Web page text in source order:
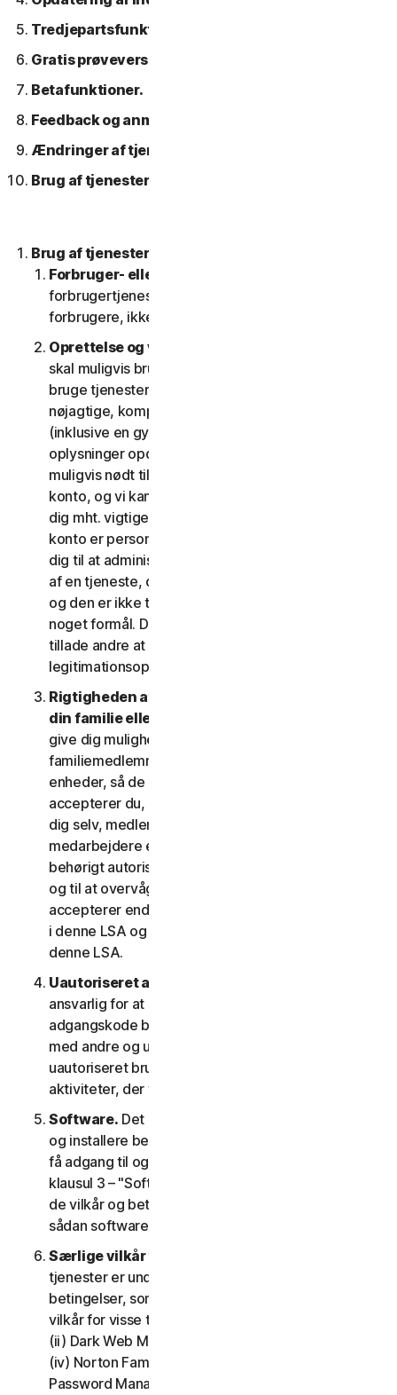
Tredjepartsfunktioner eller -indhold.
Gratis prøveversioner.
Betafunktioner.
Feedback og anmeldelser.
Ændringer af tjenesterne.
Brug af tjenester over et netværk.
Brug af tjenesterne.
Forbruger- eller erhvervstjenester
forbrugertjenester er kun designet og egnet til
forbrugere, ikke til SV'er.
Oprettelse og vedligeholdelse af en konto.
skal muligvis bruge en konto for at få adgang til og
bruge tjenesterne. Det er vigtigt, at du giver os
nøjagtige, komplette og aktuelle kontooplysninger
(inklusive en gyldig mailadresse) og holder disse
oplysninger opdaterede. Hvis du ikke gør det, er vi
muligvis nødt til at suspendere eller afslutte din
konto, og vi kan muligvis ikke komme i kontakt med
dig mht. vigtige beskeder om dine tjenester. Din
konto er personlig og må udelukkende bruges af
dig til at administrere dine (eller, hvis det er tilladt
af en tjeneste, din husstands eller SV's) tjenester,
og den er ikke til brug af andre tredjeparter til
noget formål. Du må ikke sælge, overdrage eller
tillade andre at bruge din kontos
legitimationsoplysninger.
Rigtigheden af dine oplysninger (herunder om
din familie eller SV)
give dig mulighed for at registrere dine
familiemedlemmer, dine medarbejdere eller deres
enheder, så de kan bruge tjenesterne. I så fald
accepterer du, at de oplysninger, du giver os om
dig selv, medlemmer af din husstand eller dine
medarbejdere er rigtige og nøjagtige, og at du er
behørigt autoriseret til at give os disse oplysninger
og til at overvåge deres konto på deres vegne. Du
accepterer endvidere at oplyse dem betingelserne
i denne LSA og garantere deres overholdelse af
denne LSA.
Uautoriseret adgang til din konto
ansvarlig for at sikre, at dit brugernavn og din
adgangskode beskyttes. Del ikke disse oplysninger
med andre og underret os med det samme om
uautoriseret brug. Du er ansvarlig for alle
aktiviteter, der finder sted på din konto.
Software. Det kan være nødvendigt at downloade
og installere bestemt software på en enhed for at
få adgang til og for at bruge visse tjenester. Se
klausul 3 – "Softwarelicensvilkår" i denne LSA for
de vilkår og betingelser, der gælder for brugen af
sådan software.
Særlige vilkår for visse tjenester.
tjenester er underlagt yderligere vilkår og
betingelser, som er fastsat i klausul 4 – "Særlige
vilkår for visse tjenester" i LSA'en: (i) Cloudbackup;
(ii) Dark Web Monitoring; (iii) Nortons kreditportal;
(iv) Norton Family og Forældrestyring; (v) Norton
Password Manager; (vi) Norton Safe Search og